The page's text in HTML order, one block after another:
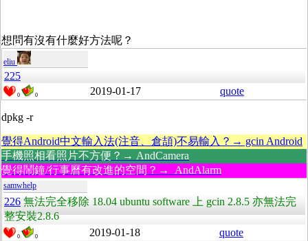
想問有沒有什麼好方法呢？
eliu
225
0 0 2019-01-17 quote
dpkg -r
覺得Android中文輸入法(注音、倉頡)不易輸入？→ gcin Android
手機照相看照片不方便？→ AndCamera
覺得鬧鐘/行事曆有改進的空間？→ AndAlarm
samwhelp
226 無法完全移除 18.04 ubuntu software 上 gcin 2.8.5 亦無法完
整安裝2.8.6
0 0 2019-01-18 quote